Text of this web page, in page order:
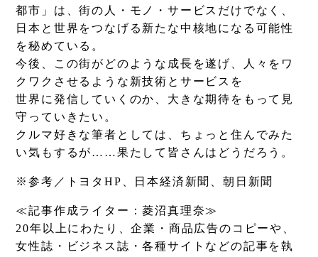
都市」は、街の人・モノ・サービスだけでなく、
日本と世界をつなげる新たな中核地になる可能性
を秘めている。
今後、この街がどのような成長を遂げ、人々をワ
クワクさせるような新技術とサービスを
世界に発信していくのか、大きな期待をもって見
守っていきたい。
クルマ好きな筆者としては、ちょっと住んでみた
い気もするが……果たして皆さんはどうだろう。
※参考／トヨタHP、日本経済新聞、朝日新聞
≪記事作成ライター：菱沼真理奈≫
20年以上にわたり、企業・商品広告のコピーや、
女性誌・ビジネス誌・各種サイトなどの記事を執